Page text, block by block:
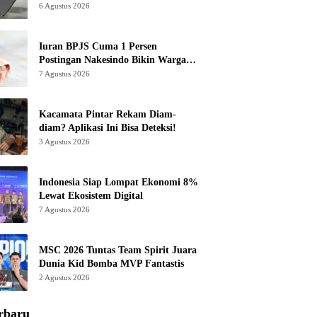
6 Agustus 2026
Iuran BPJS Cuma 1 Persen
Postingan Nakesindo Bikin Warganet
Murka
7 Agustus 2026
Kacamata Pintar Rekam Diam-
diam? Aplikasi Ini Bisa Deteksi!
3 Agustus 2026
Indonesia Siap Lompat Ekonomi 8%
Lewat Ekosistem Digital
7 Agustus 2026
MSC 2026 Tuntas Team Spirit Juara
Dunia Kid Bomba MVP Fantastis
2 Agustus 2026